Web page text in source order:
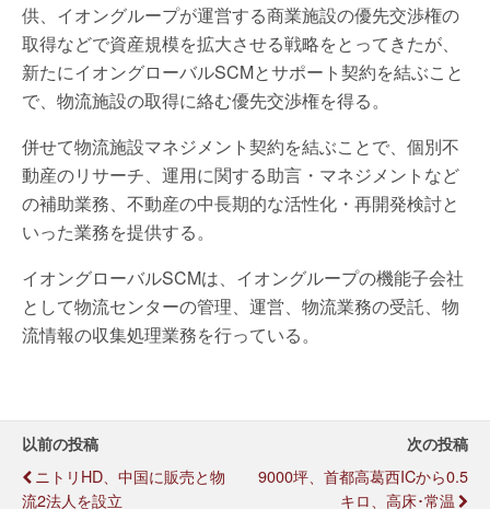
供、イオングループが運営する商業施設の優先交渉権の
取得などで資産規模を拡大させる戦略をとってきたが、
新たにイオングローバルSCMとサポート契約を結ぶこと
で、物流施設の取得に絡む優先交渉権を得る。
併せて物流施設マネジメント契約を結ぶことで、個別不
動産のリサーチ、運用に関する助言・マネジメントなど
の補助業務、不動産の中長期的な活性化・再開発検討と
いった業務を提供する。
イオングローバルSCMは、イオングループの機能子会社
として物流センターの管理、運営、物流業務の受託、物
流情報の収集処理業務を行っている。
以前の投稿
ニトリHD、中国に販売と物
流2法人を設立
次の投稿
9000坪、首都高葛西ICから0.5
キロ、高床･常温